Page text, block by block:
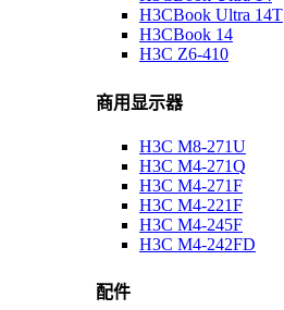
H3CBook Ultra 14T
H3CBook 14
H3C Z6-410
商用显示器
H3C M8-271U
H3C M4-271Q
H3C M4-271F
H3C M4-221F
H3C M4-245F
H3C M4-242FD
配件